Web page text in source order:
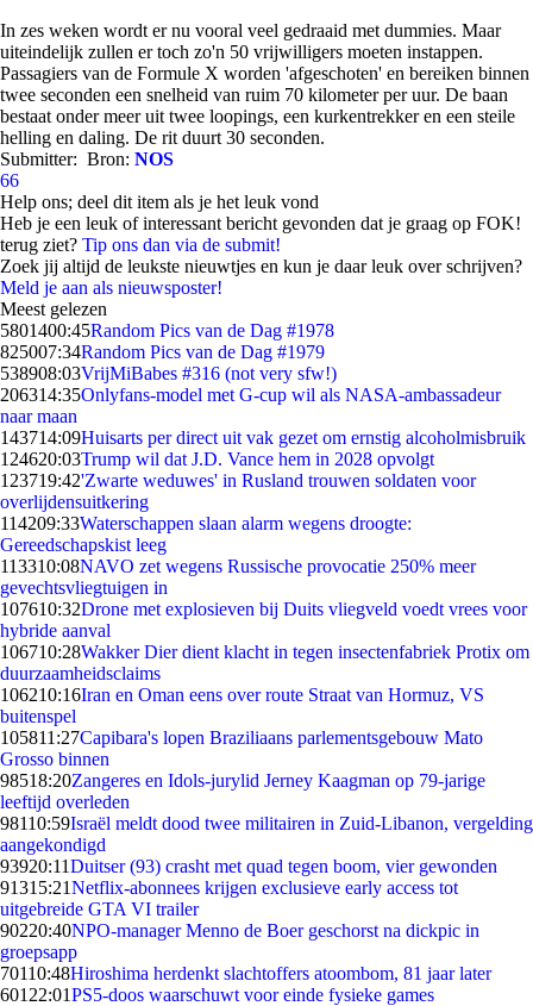
In zes weken wordt er nu vooral veel gedraaid met dummies. Maar
uiteindelijk zullen er toch zo'n 50 vrijwilligers moeten instappen.
Passagiers van de Formule X worden 'afgeschoten' en bereiken binnen
twee seconden een snelheid van ruim 70 kilometer per uur. De baan
bestaat onder meer uit twee loopings, een kurkentrekker en een steile
helling en daling. De rit duurt 30 seconden.
Submitter: Bron: NOS
66
Help ons; deel dit item als je het leuk vond
Heb je een leuk of interessant bericht gevonden dat je graag op FOK!
terug ziet? Tip ons dan via de submit!
Zoek jij altijd de leukste nieuwtjes en kun je daar leuk over schrijven?
Meld je aan als nieuwsposter!
Meest gelezen
5801400:45Random Pics van de Dag #1978
825007:34Random Pics van de Dag #1979
538908:03VrijMiBabes #316 (not very sfw!)
206314:35Onlyfans-model met G-cup wil als NASA-ambassadeur
naar maan
143714:09Huisarts per direct uit vak gezet om ernstig alcoholmisbruik
124620:03Trump wil dat J.D. Vance hem in 2028 opvolgt
123719:42'Zwarte weduwes' in Rusland trouwen soldaten voor
overlijdensuitkering
114209:33Waterschappen slaan alarm wegens droogte:
Gereedschapskist leeg
113310:08NAVO zet wegens Russische provocatie 250% meer
gevechtsvliegtuigen in
107610:32Drone met explosieven bij Duits vliegveld voedt vrees voor
hybride aanval
106710:28Wakker Dier dient klacht in tegen insectenfabriek Protix om
duurzaamheidsclaims
106210:16Iran en Oman eens over route Straat van Hormuz, VS
buitenspel
105811:27Capibara's lopen Braziliaans parlementsgebouw Mato
Grosso binnen
98518:20Zangeres en Idols-jurylid Jerney Kaagman op 79-jarige
leeftijd overleden
98110:59Israël meldt dood twee militairen in Zuid-Libanon, vergelding
aangekondigd
93920:11Duitser (93) crasht met quad tegen boom, vier gewonden
91315:21Netflix-abonnees krijgen exclusieve early access tot
uitgebreide GTA VI trailer
90220:40NPO-manager Menno de Boer geschorst na dickpic in
groepsapp
70110:48Hiroshima herdenkt slachtoffers atoombom, 81 jaar later
601 22:01PS5-doos waarschuwt voor einde fysieke games